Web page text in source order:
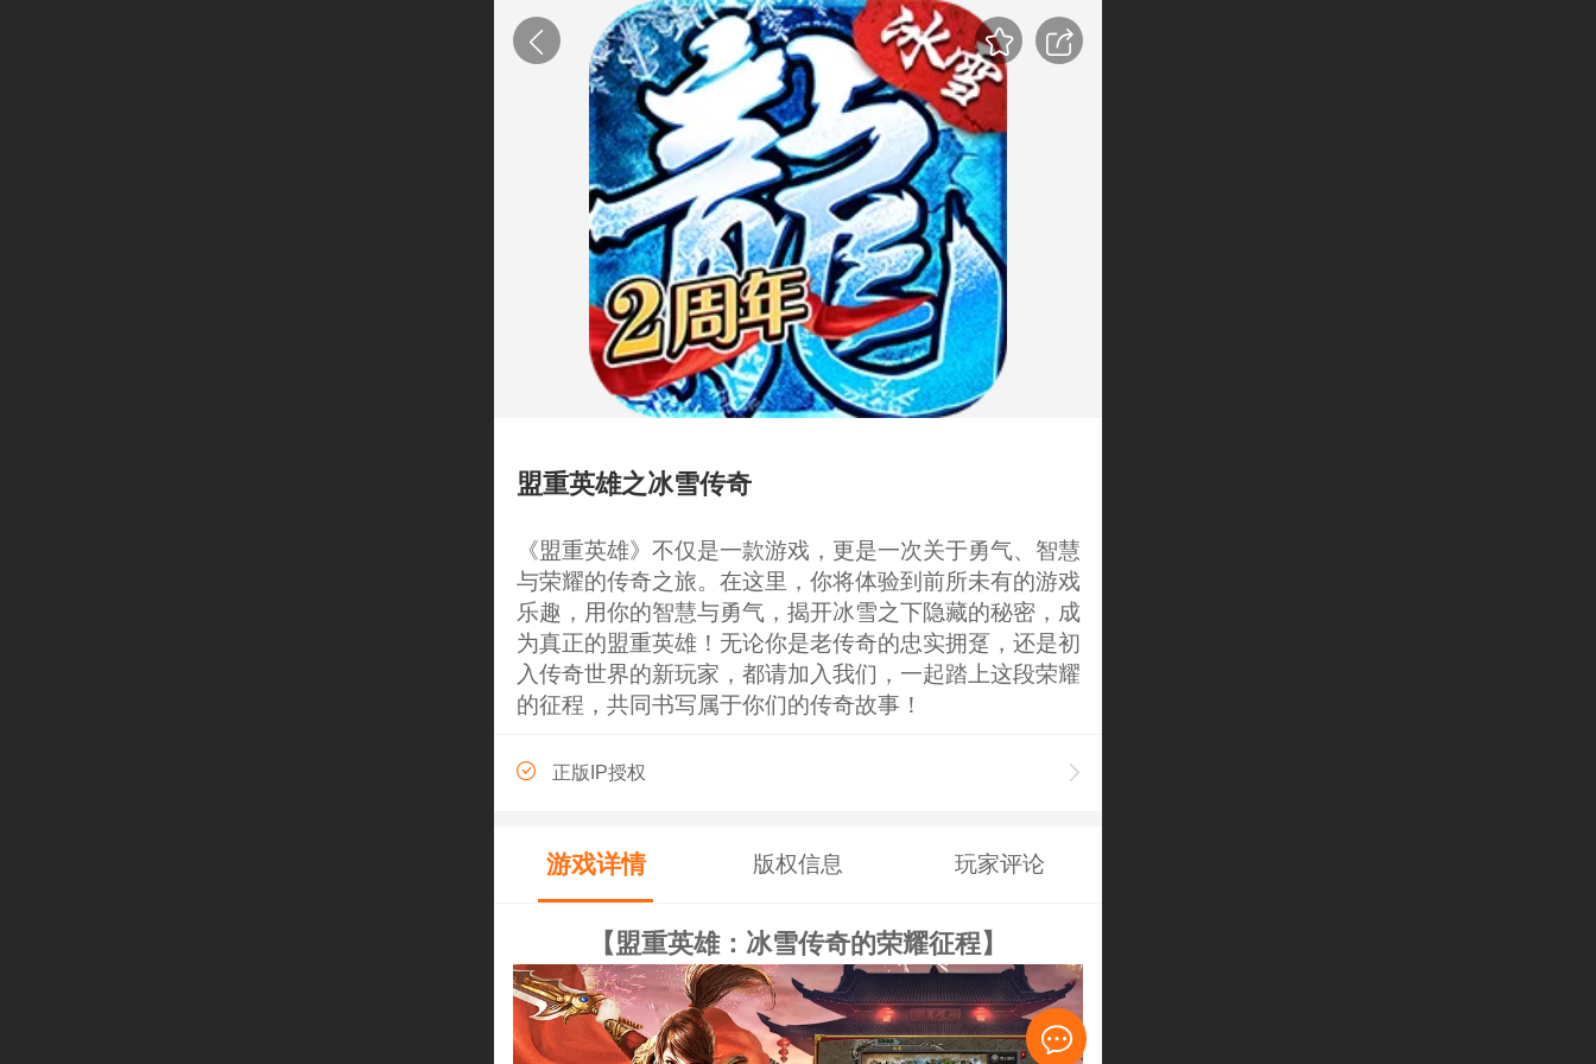
盟重英雄之冰雪传奇
《盟重英雄》不仅是一款游戏，更是一次关于勇气、智慧
与荣耀的传奇之旅。在这里，你将体验到前所未有的游戏
乐趣，用你的智慧与勇气，揭开冰雪之下隐藏的秘密，成
为真正的盟重英雄！无论你是老传奇的忠实拥趸，还是初
入传奇世界的新玩家，都请加入我们，一起踏上这段荣耀
的征程，共同书写属于你们的传奇故事！
正版IP授权
游戏详情 版权信息 玩家评论
【盟重英雄：冰雪传奇的荣耀征程】